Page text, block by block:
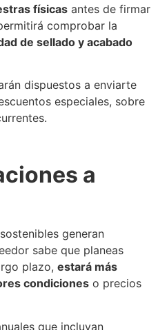
físicas antes de firmar
comprobar la
de sellado y acabado
dispuestos a enviarte
especiales, sobre
a
generan
sabe que planeas
plazo, estará más
condiciones o precios
que incluyan